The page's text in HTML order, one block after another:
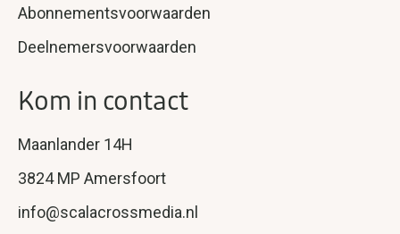
Abonnementsvoorwaarden
Deelnemersvoorwaarden
Kom in contact
Maanlander 14H
3824 MP Amersfoort
info@scalacrossmedia.nl